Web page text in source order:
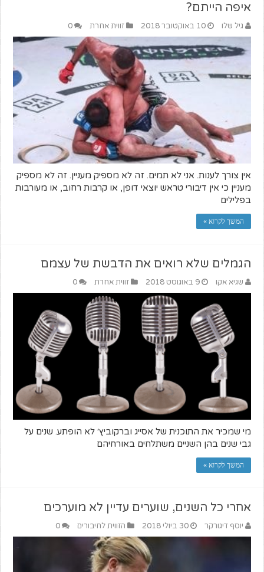
איפה הייתם?
גיל שלו 10 באוקטובר 2018 זווית אחרת 0
אין צורך לענות. אני לא תמים. זה לא מספיק מעניין. זה לא מספיק
מעניין כי אין דיבורי טראש יוצאי דופן, או קרבות רחוב, או מעורבות
בפלילים
המשך לקרוא »
הגמלים שלא רואים את הדבשת של עצמם
שגיא אקו 9 באוגוסט 2018 זווית אחרת 0
מי שמכיר את התוכנית של אסייג וברקוביץ׳ לא הופתע. שנים על
גבי שנים בהן השניים משתלחים באורחיהם
המשך לקרוא »
אחרי כל השנים, שוערים עדיין לא מוערכים
יוסף דיגורקר 30 ביולי 2018 הזווית לחיבורים 0